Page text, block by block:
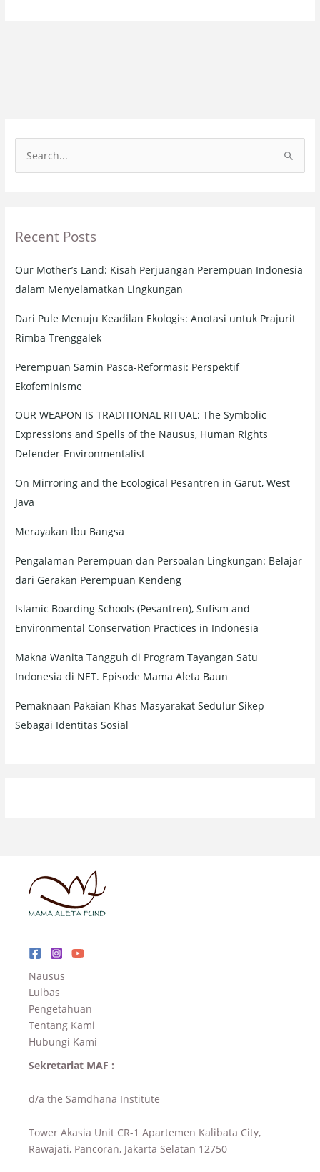
e
c
f
o
r
:
Recent Posts
Our Mother’s Land: Kisah Perjuangan Perempuan Indonesia
dalam Menyelamatkan Lingkungan
Dari Pule Menuju Keadilan Ekologis: Anotasi untuk Prajurit
Rimba Trenggalek
Perempuan Samin Pasca-Reformasi: Perspektif
Ekofeminisme
OUR WEAPON IS TRADITIONAL RITUAL: The Symbolic
Expressions and Spells of the Nausus, Human Rights
Defender-Environmentalist
On Mirroring and the Ecological Pesantren in Garut, West
Java
Merayakan Ibu Bangsa
Pengalaman Perempuan dan Persoalan Lingkungan: Belajar
dari Gerakan Perempuan Kendeng
Islamic Boarding Schools (Pesantren), Sufism and
Environmental Conservation Practices in Indonesia
Makna Wanita Tangguh di Program Tayangan Satu
Indonesia di NET. Episode Mama Aleta Baun
Pemaknaan Pakaian Khas Masyarakat Sedulur Sikep
Sebagai Identitas Sosial
Nausus
Lulbas
Pengetahuan
Tentang Kami
Hubungi Kami
Sekretariat MAF :
d/a the Samdhana Institute
Tower Akasia Unit CR-1 Apartemen Kalibata City,
Rawajati, Pancoran, Jakarta Selatan 12750